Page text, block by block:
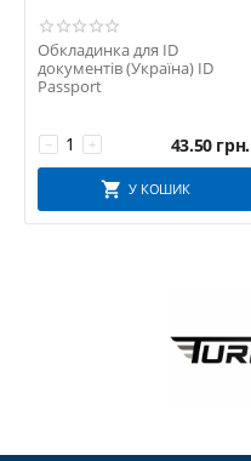
Обкладинка для ID
документів (Україна) ID
Passport
+
− 43.50 грн.
У КОШИК